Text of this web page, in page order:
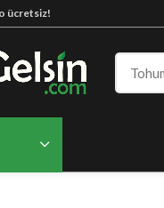
ücretsiz!